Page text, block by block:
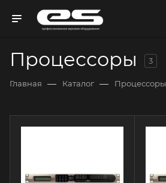
Процессоры 3
Главная — Каталог — Процессоры